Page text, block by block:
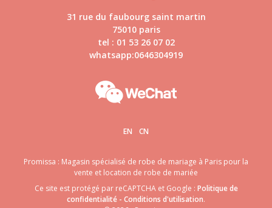
31 rue du faubourg saint martin
75010 paris
tel : 01 53 26 07 02
whatsapp:0646304919
EN CN
Promissa : Magasin spécialisé de robe de mariage à Paris pour la
vente et location de robe de mariée
Ce site est protégé par reCAPTCHA et Google : Politique de
confidentialité - Conditions d'utilisation.